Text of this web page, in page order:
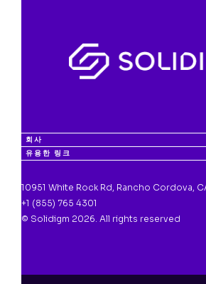
회사
유용한 링크
10951 White Rock Rd, Rancho Cordova,
+1 (855) 765 4301
© Solidigm 2026. All rights reserved